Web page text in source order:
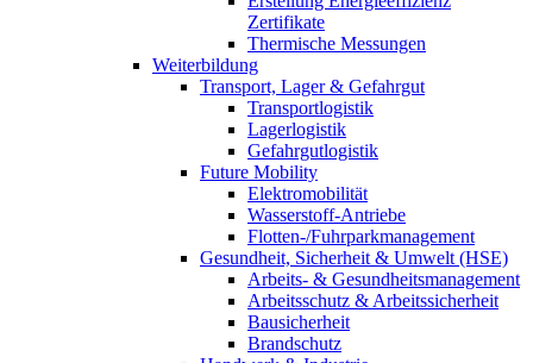
Zertifikate
Thermische Messungen
Weiterbildung
Transport, Lager & Gefahrgut
Transportlogistik
Lagerlogistik
Gefahrgutlogistik
Future Mobility
Elektromobilität
Wasserstoff-Antriebe
Flotten-/Fuhrparkmanagement
Gesundheit, Sicherheit & Umwelt (HSE)
Arbeits- & Gesundheitsmanagement
Arbeitsschutz & Arbeitssicherheit
Bausicherheit
Brandschutz